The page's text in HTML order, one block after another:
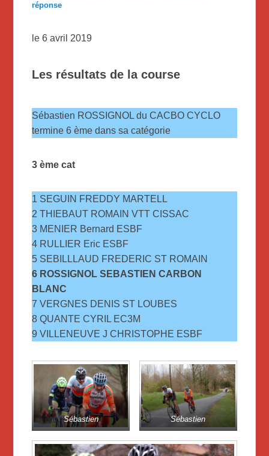
réponse
le 6 avril 2019
Les résultats de la course
Sébastien ROSSIGNOL du CACBO CYCLO
termine 6 ème dans sa catégorie
3 ème cat
1 SEGUIN FREDDY MARTELL
2 THIEBAUT ROMAIN VTT CISSAC
3 MENIER Bernard ESBF
4 RULLIER Eric ESBF
5 SEBILLLAUD FREDERIC ST ROMAIN
6 ROSSIGNOL SEBASTIEN CARBON
BLANC
7 VERGNES DENIS ST LOUBES
8 QUANTE CYRIL EC3M
9 VILLENEUVE J CHRISTOPHE ESBF
Sébastien Sébastien